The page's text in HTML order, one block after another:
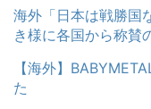
海外「日本は戦勝国
き様に各国から称賛
【海外】
た